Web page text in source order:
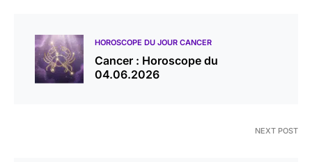
HOROSCOPE DU JOUR CANCER
Cancer : Horoscope du
04.06.2026
NEXT POST